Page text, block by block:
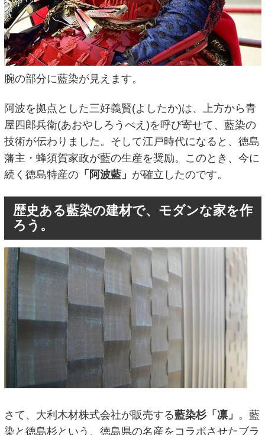
腕の部分に藍染が見えます。
阿波を拠点とした三好義賢(よしたか)は、上方から青
屋四郎兵衛(あおやしろうべえ)を呼び寄せて、藍染の
技術が伝わりました。そして江戸時代になると、徳島
藩主・蜂須賀家政が藍の生産を奨励。このとき、今に
続く徳島特産の「阿波藍」 が確立したのです。
歴史ある藍染の建材で、モダンな家を作
ろう。
さて、大利木材株式会社が販売する藍染杉「凛」 。藍
染と徳島杉という、徳島県の名産をコラボさせたブラ